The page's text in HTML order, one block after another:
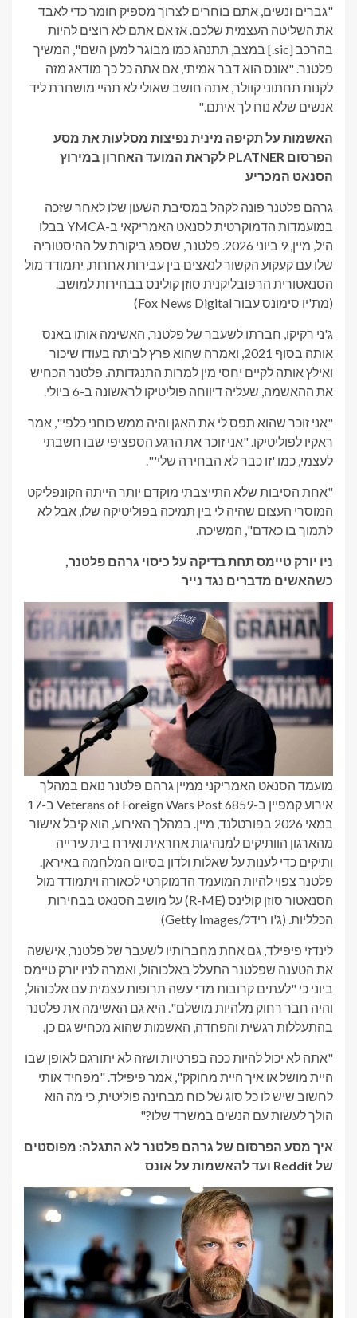
"גברים ונשים, אתם בוחרים לצרוך מספיק חומר כדי לאבד
את השליטה העצמית שלכם. אז אם אתם לא רוצים להיות
בהרכב [sic.] במצב, תתנהג כמו מבוגר למען השם", המשיך
פלטנר. "אונס הוא דבר אמיתי, אם אתה כל כך מודאג מזה
לקנות תחתוני קוולר, אתה חושב שאולי לא תהיי מושחרת ליד
אנשים שלא נוח לך איתם."
האשמות על תקיפה מינית נפיצות מסלעות את מסע
הפרסום PLATNER לקראת המועד האחרון במירוץ
הסנאט המכריע
גרהם פלטנר פונה לקהל במסיבת השעון שלו לאחר שזכה
במועמדות הדמוקרטית לסנאט האמריקאי ב-YMCA בבלו
היל, מיין, 9 ביוני 2026. פלטנר, שספג ביקורת על ההיסטוריה
שלו עם קעקוע הקשור לנאצים בין עבירות אחרות, יתמודד מול
הסנאטורית הרפובליקנית סוזן קולינס בבחירות למושב.
(מת'יו סימונס עבור Fox News Digital)
ג'ני רקיקו, חברתו לשעבר של פלטנר, האשימה אותו באנס
אותה בסוף 2021, ואמרה שהוא פרץ לביתה בעודו שיכור
ואילץ אותה לקיים יחסי מין למרות התנגדותה. פלטנר הכחיש
את ההאשמה, שעליה דיווחה פוליטיקו לראשונה ב-6 ביולי.
"אני זוכר שהוא תפס לי את האגן והיה ממש כוחני כלפי", אמר
ראקיו לפוליטיקו. "אני זוכר את הרגע הספציפי שבו חשבתי
לעצמי, כמו 'זו כבר לא הבחירה שלי'".
"אחת הסיבות שלא התייצבתי מוקדם יותר הייתה הקונפליקט
המוסרי העצום שהיה לי בין תמיכה בפוליטיקה שלו, אבל לא
לתמוך בו כאדם", המשיכה.
ניו יורק טיימס תחת בדיקה על כיסוי גרהם פלטנר,
כשהאשים מדברים נגד נייר
מועמד הסנאט האמריקני ממיין גרהם פלטנר נואם במהלך
אירוע קמפיין ב-Veterans of Foreign Wars Post 6859 ב-17
במאי 2026 בפורטלנד, מיין. במהלך האירוע, הוא קיבל אישור
מהארגון הוותיקים למנהיגות אחראית ואירח בית עירייה
ותיקים כדי לענות על שאלות ולדון בסיום המלחמה באיראן.
פלטנר צפוי להיות המועמד הדמוקרטי לכאורה ויתמודד מול
הסנאטור סוזן קולינס (R-ME) על מושב הסנאט בבחירות
הכלליות. (ג'ו רידל/Getty Images)
לינדזי פיפילד, גם אחת מחברותיו לשעבר של פלטנר, איששה
את הטענה שפלטנר התעלל באלכוהול, ואמרה לניו יורק טיימס
ביוני כי "לעתים קרובות מדי עשה תרופות עצמית עם אלכוהול,
והיה חבר רחוק מלהיות מושלם". היא גם האשימה את פלטנר
בהתעללות רגשית והפחדה, האשמות שהוא מכחיש גם כן.
"אתה לא יכול להיות ככה בפרטיות ושזה לא יתורגם לאופן שבו
היית מושל או איך היית מחוקק", אמר פיפילד. "מפחיד אותי
לחשוב שיש לו כל סוג של כוח מבחינה פוליטית, כי מה הוא
הולך לעשות עם הנשים במשרד שלו?"
איך מסע הפרסום של גרהם פלטנר לא התגלה: מפוסטים
של Reddit ועד להאשמות על אונס